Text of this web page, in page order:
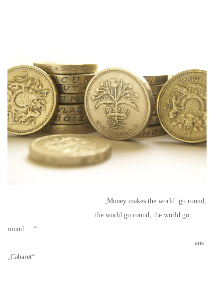
Money makes the world go round,
the world go round, the world go
round.....“
aus
„Cabaret“